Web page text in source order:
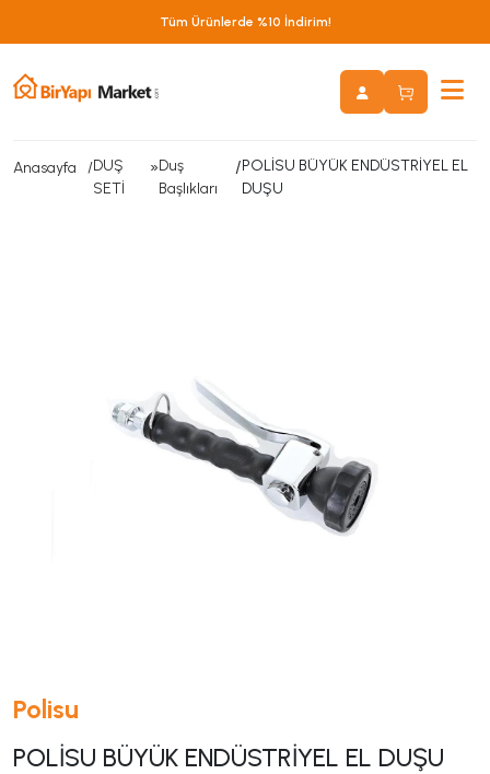
Tüm Ürünlerde %10 İndirim!
Anasayfa
DUŞ
SETİ
»Duş
Başlıkları
/POLİSU BÜYÜK ENDÜSTRİYEL EL
DUŞU
Polisu
POLİSU BÜYÜK ENDÜSTRİYEL EL DUŞU